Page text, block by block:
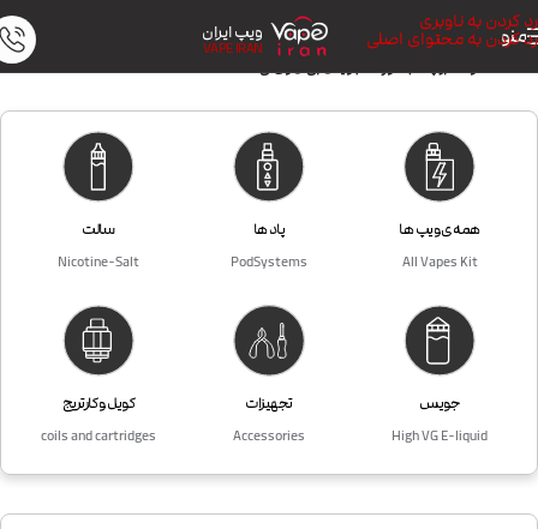
رد کردن به ناوبری
رد کردن به محتوای اصلی
منو ویپ ایران
VAPE IRAN
همه ی ویپ ها
All Vapes Kit
پاد ها
PodSystems
سالت
Nicotine-Salt
جویس
High VG E-liquid
تجهیزات
Accessories
کویل و کارتریج
coils and cartridges